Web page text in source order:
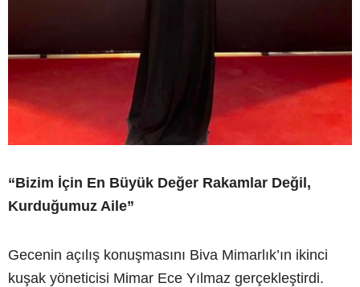
“Bizim İçin En Büyük Değer Rakamlar Değil,
Kurduğumuz Aile”
Gecenin açılış konuşmasını Biva Mimarlık’ın ikinci
kuşak yöneticisi Mimar Ece Yılmaz gerçekleştirdi.